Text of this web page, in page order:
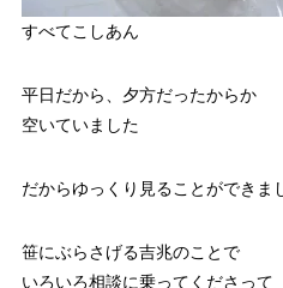
すべてこしあん
平日だから、夕方だったからか
空いていました
だからゆっくり見ることができま
笹にぶらさげる吉兆のことで
いろいろ相談に乗ってくださって